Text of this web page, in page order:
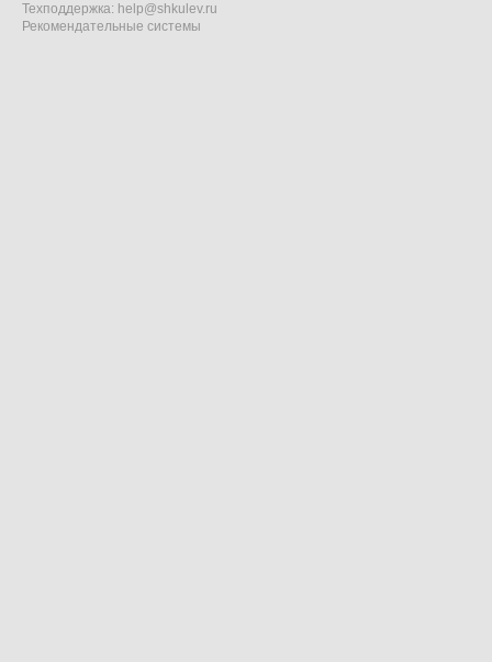
Техподдержка: help@shkulev.ru
Рекомендательные системы